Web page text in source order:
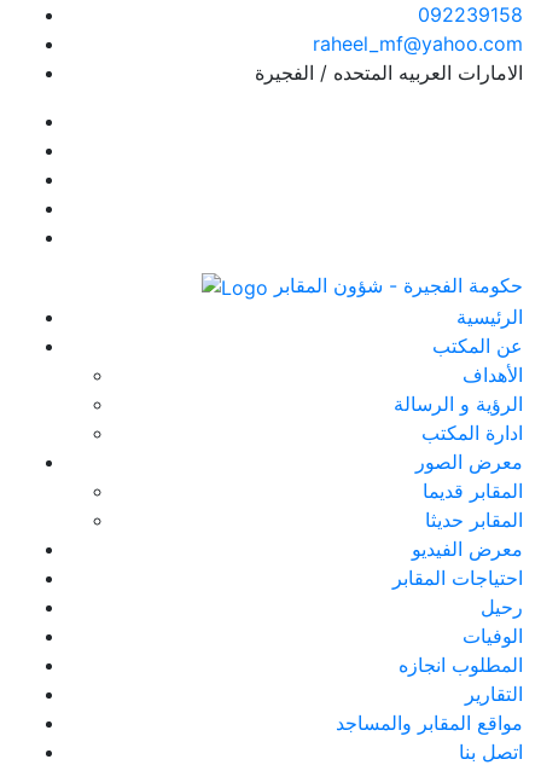
092239158
raheel_mf@yahoo.com
الامارات العربيه المتحده / الفجيرة
حكومة الفجيرة - شؤون المقابر
الرئيسية
عن المكتب
الأهداف
الرؤية و الرسالة
ادارة المكتب
معرض الصور
المقابر قديما
المقابر حديثا
معرض الفيديو
احتياجات المقابر
رحيل
الوفيات
المطلوب انجازه
التقارير
مواقع المقابر والمساجد
اتصل بنا